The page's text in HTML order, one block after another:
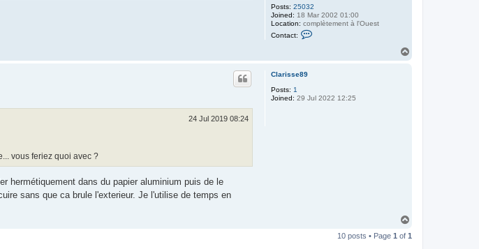
Posts: 25032
Joined: 18 Mar 2002 01:00
Location: complètement à l'Ouest
Contact:
a
Clarisse89
Posts: 1
Joined: 29 Jul 2022 12:25
24 Jul 2019 08:24
vous feriez quoi avec ?
hermétiquement dans du papier aluminium puis de le
sans que ca brule l'exterieur. Je l'utilise de temps en
p
10 posts • Page 1 of 1